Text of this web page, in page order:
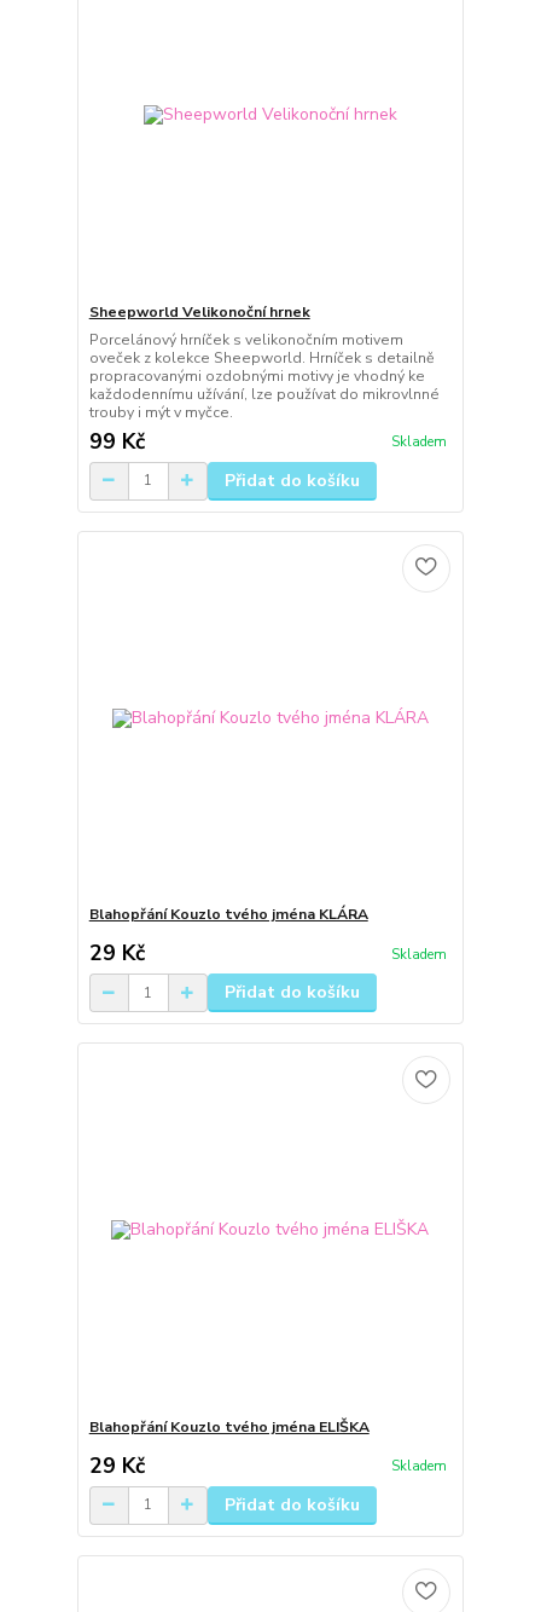
Sheepworld Velikonoční hrnek
Porcelánový hrníček s velikonočním motivem
oveček z kolekce Sheepworld. Hrníček s detailně
propracovanými ozdobnými motivy je vhodný ke
každodennímu užívání, lze používat do mikrovlnné
trouby i mýt v myčce.
99 Kč Skladem
Přidat do košíku
Blahopřání Kouzlo tvého jména KLÁRA
29 Kč Skladem
Přidat do košíku
Blahopřání Kouzlo tvého jména ELIŠKA
29 Kč Skladem
Přidat do košíku